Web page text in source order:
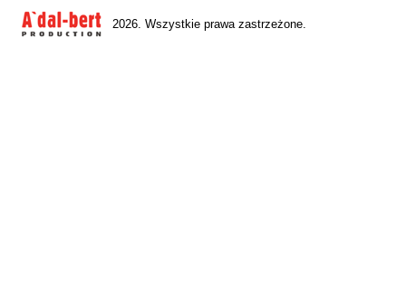
2026. Wszystkie prawa zastrzeżone.